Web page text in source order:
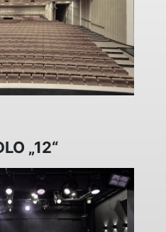
„12“